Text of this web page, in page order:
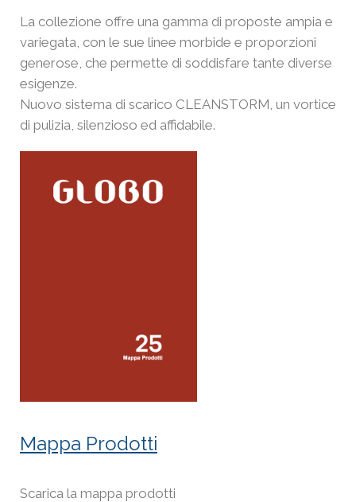
La collezione offre una gamma di proposte ampia e
variegata, con le sue linee morbide e proporzioni
generose, che permette di soddisfare tante diverse
esigenze.
Nuovo sistema di scarico CLEANSTORM, un vortice
di pulizia, silenzioso ed affidabile.
Mappa Prodotti
Scarica la mappa prodotti